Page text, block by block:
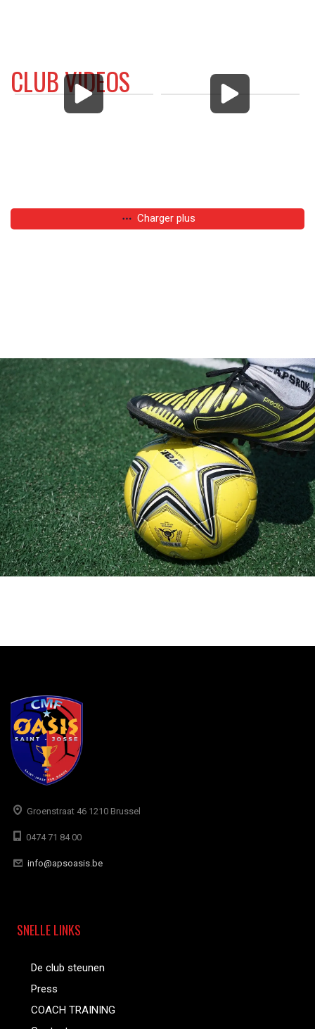
CLUB VIDEOS
Charger plus
Groenstraat 46 1210 Brussel
0474 71 84 00
info@apsoasis.be
SNELLE LINKS
De club steunen
Press
COACH TRAINING